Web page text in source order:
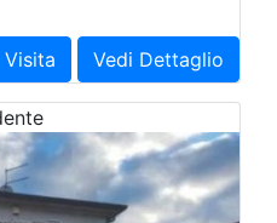
Visita Vedi Dettaglio